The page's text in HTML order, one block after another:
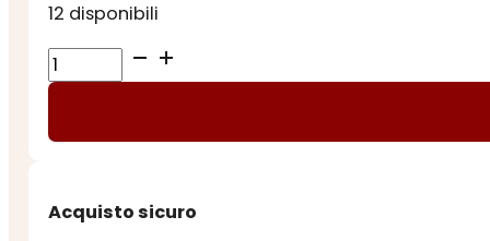
12 disponibili
DADI
per
DI
Acquisto sicuro